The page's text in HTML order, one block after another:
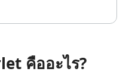
คืออะไร?